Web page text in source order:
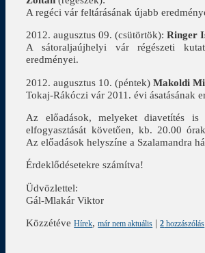
A regéci vár feltárásának újabb
2012. augusztus 09. (csütörtök):Ringer
A sátoraljaújhelyi vár régészeti
eredményei.
2012. augusztus 10. (péntek)Makoldi
Tokaj-Rákóczi vár 2011. évi ásatásának
Az előadások, melyeket diavetítés is
elfogyasztását követően, kb. 20.00
Az előadások helyszíne a Szalamandra
Érdeklődésetekre számítva!
Üdvözlettel:
Gál-Mlakár Viktor
Közzétéve Hírek,már nem aktuális |2 hozzászólás